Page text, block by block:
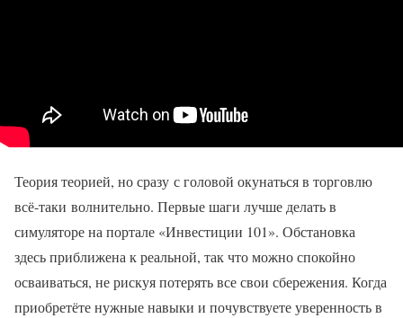
Теория теорией, но сразу с головой окунаться в торговлю
всё-таки волнительно. Первые шаги лучше делать в
симуляторе на портале «Инвестиции 101». Обстановка
здесь приближена к реальной, так что можно спокойно
осваиваться, не рискуя потерять все свои сбережения. Когда
приобретёте нужные навыки и почувствуете уверенность в